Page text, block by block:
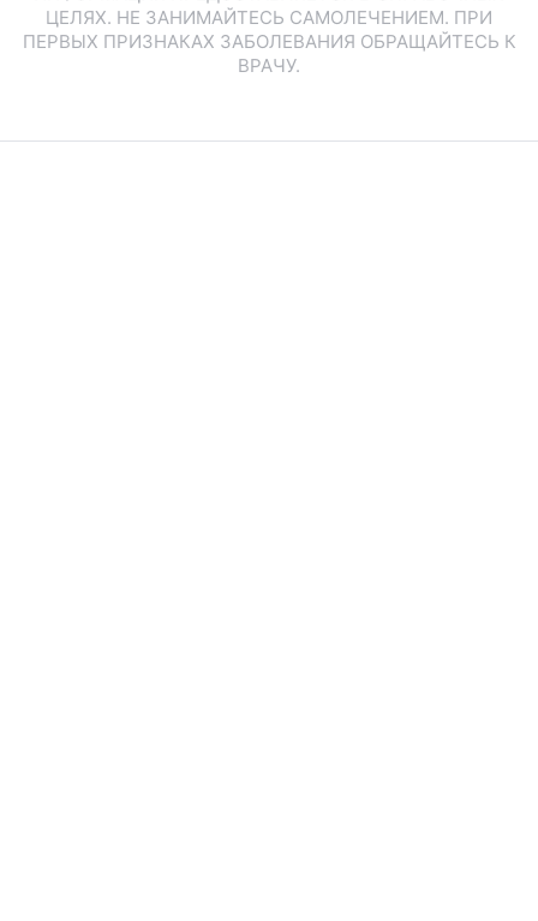
ЦЕЛЯХ. НЕ ЗАНИМАЙТЕСЬ САМОЛЕЧЕНИЕМ. ПРИ
ПЕРВЫХ ПРИЗНАКАХ ЗАБОЛЕВАНИЯ ОБРАЩАЙТЕСЬ К
ВРАЧУ.